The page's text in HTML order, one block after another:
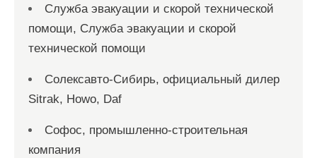
Служба эвакуации и скорой технической
помощи, Служба эвакуации и скорой
технической помощи
Солексавто-Сибирь, официальный дилер
Sitrak, Howo, Daf
Софос, промышленно-строительная
компания